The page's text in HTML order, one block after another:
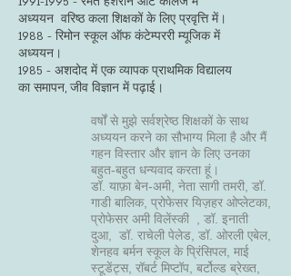
अध्ययन वरिष्ठ कला शिक्षकों के लिए प्रवृत्ति में।
1988 - रिमोन स्कूल ऑफ कंटेम्पररी म्यूजिक में
अध्ययन।
1985 - अशदोद में एक व्यापक प्राथमिक विद्यालय
का समापन, जीव विज्ञान में पढ़ाई।
वर्षों से मुझे सर्वश्रेष्ठ शिक्षकों के साथ
अध्ययन करने का सौभाग्य मिला है और मैं
गहन विस्तार और ज्ञान के लिए उनका
बहुत-बहुत धन्यवाद करता हूं।
डॉ. याफ़ा बेन-अमी, नेता सागी तमरी, डॉ.
गाडी बालिक, प्रोफेसर यिज़हर ओप्लेटका,
प्रोफेसर अमी विलेंस्की
, डॉ. इनाती
दुआ,
डॉ. राचेली पेलेड, डॉ. ओरली एबेल,
शेनहव बर्मन स्कूल के प्रिंसिपल, माई
स्टूडेंट्स, रॉबर्ट मिप्टॉप, बर्टोल्ड ब्रेख्त,